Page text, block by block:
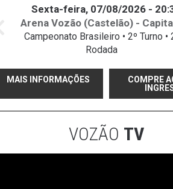
Sexta-feira, 07/08/2026 -
Arena Vozão (Castelão) -
Campeonato Brasileiro • 2º Turno •
Rodada
MAIS INFORMAÇÕES
COMPRE
VOZÃO TV